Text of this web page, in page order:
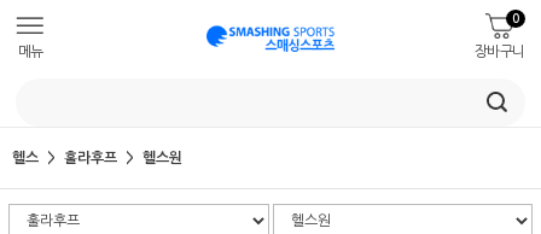
메뉴 장바구니
0
헬스 훌라후프 헬스원